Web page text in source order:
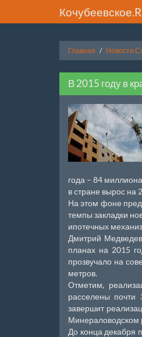
Главная Новости
В 2015 году в
года – 84
в стране вырос на
На этом фоне
темпы закладки
ипотечных
Дмитрий
планах на 2015
прозвучало на
метров.
Отметим,
расселены почти
завершит
Минераловодском
До конца декабря